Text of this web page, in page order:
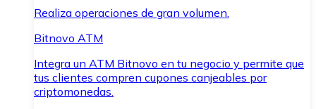
Realiza operaciones de gran volumen.
Bitnovo ATM
Integra un ATM Bitnovo en tu negocio y permite que
tus clientes compren cupones canjeables por
criptomonedas.